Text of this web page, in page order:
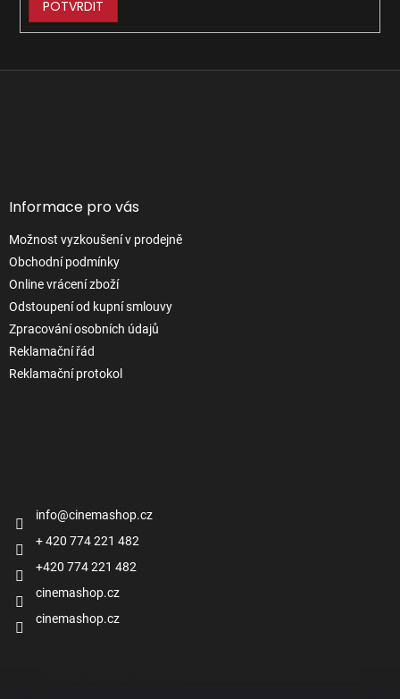
POTVRDIT
Z
Informace pro vás
Možnost vyzkoušení v prodejně
Obchodní podmínky
Online vrácení zboží
Odstoupení od kupní smlouvy
Zpracování osobních údajů
Reklamační řád
Reklamační protokol
info@cinemashop.cz
+ 420 774 221 482
+420 774 221 482
cinemashop.cz
cinemashop.cz